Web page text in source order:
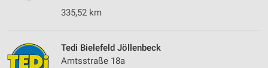
335,52 km
Tedi Bielefeld Jöllenbeck
Amtsstraße 18a